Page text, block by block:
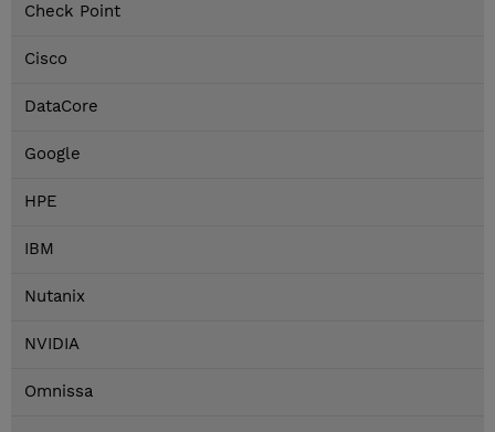
Check Point
Cisco
DataCore
Google
HPE
IBM
Nutanix
NVIDIA
Omnissa